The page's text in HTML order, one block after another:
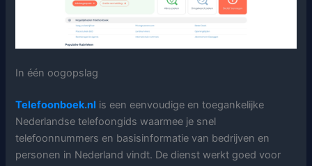
In één oogopslag
Telefoonboek.nl is een eenvoudige en toegankelijke
Nederlandse telefoongids waarmee je snel
telefoonnummers en basisinformatie van bedrijven en
personen in Nederland vindt. De dienst werkt goed voor